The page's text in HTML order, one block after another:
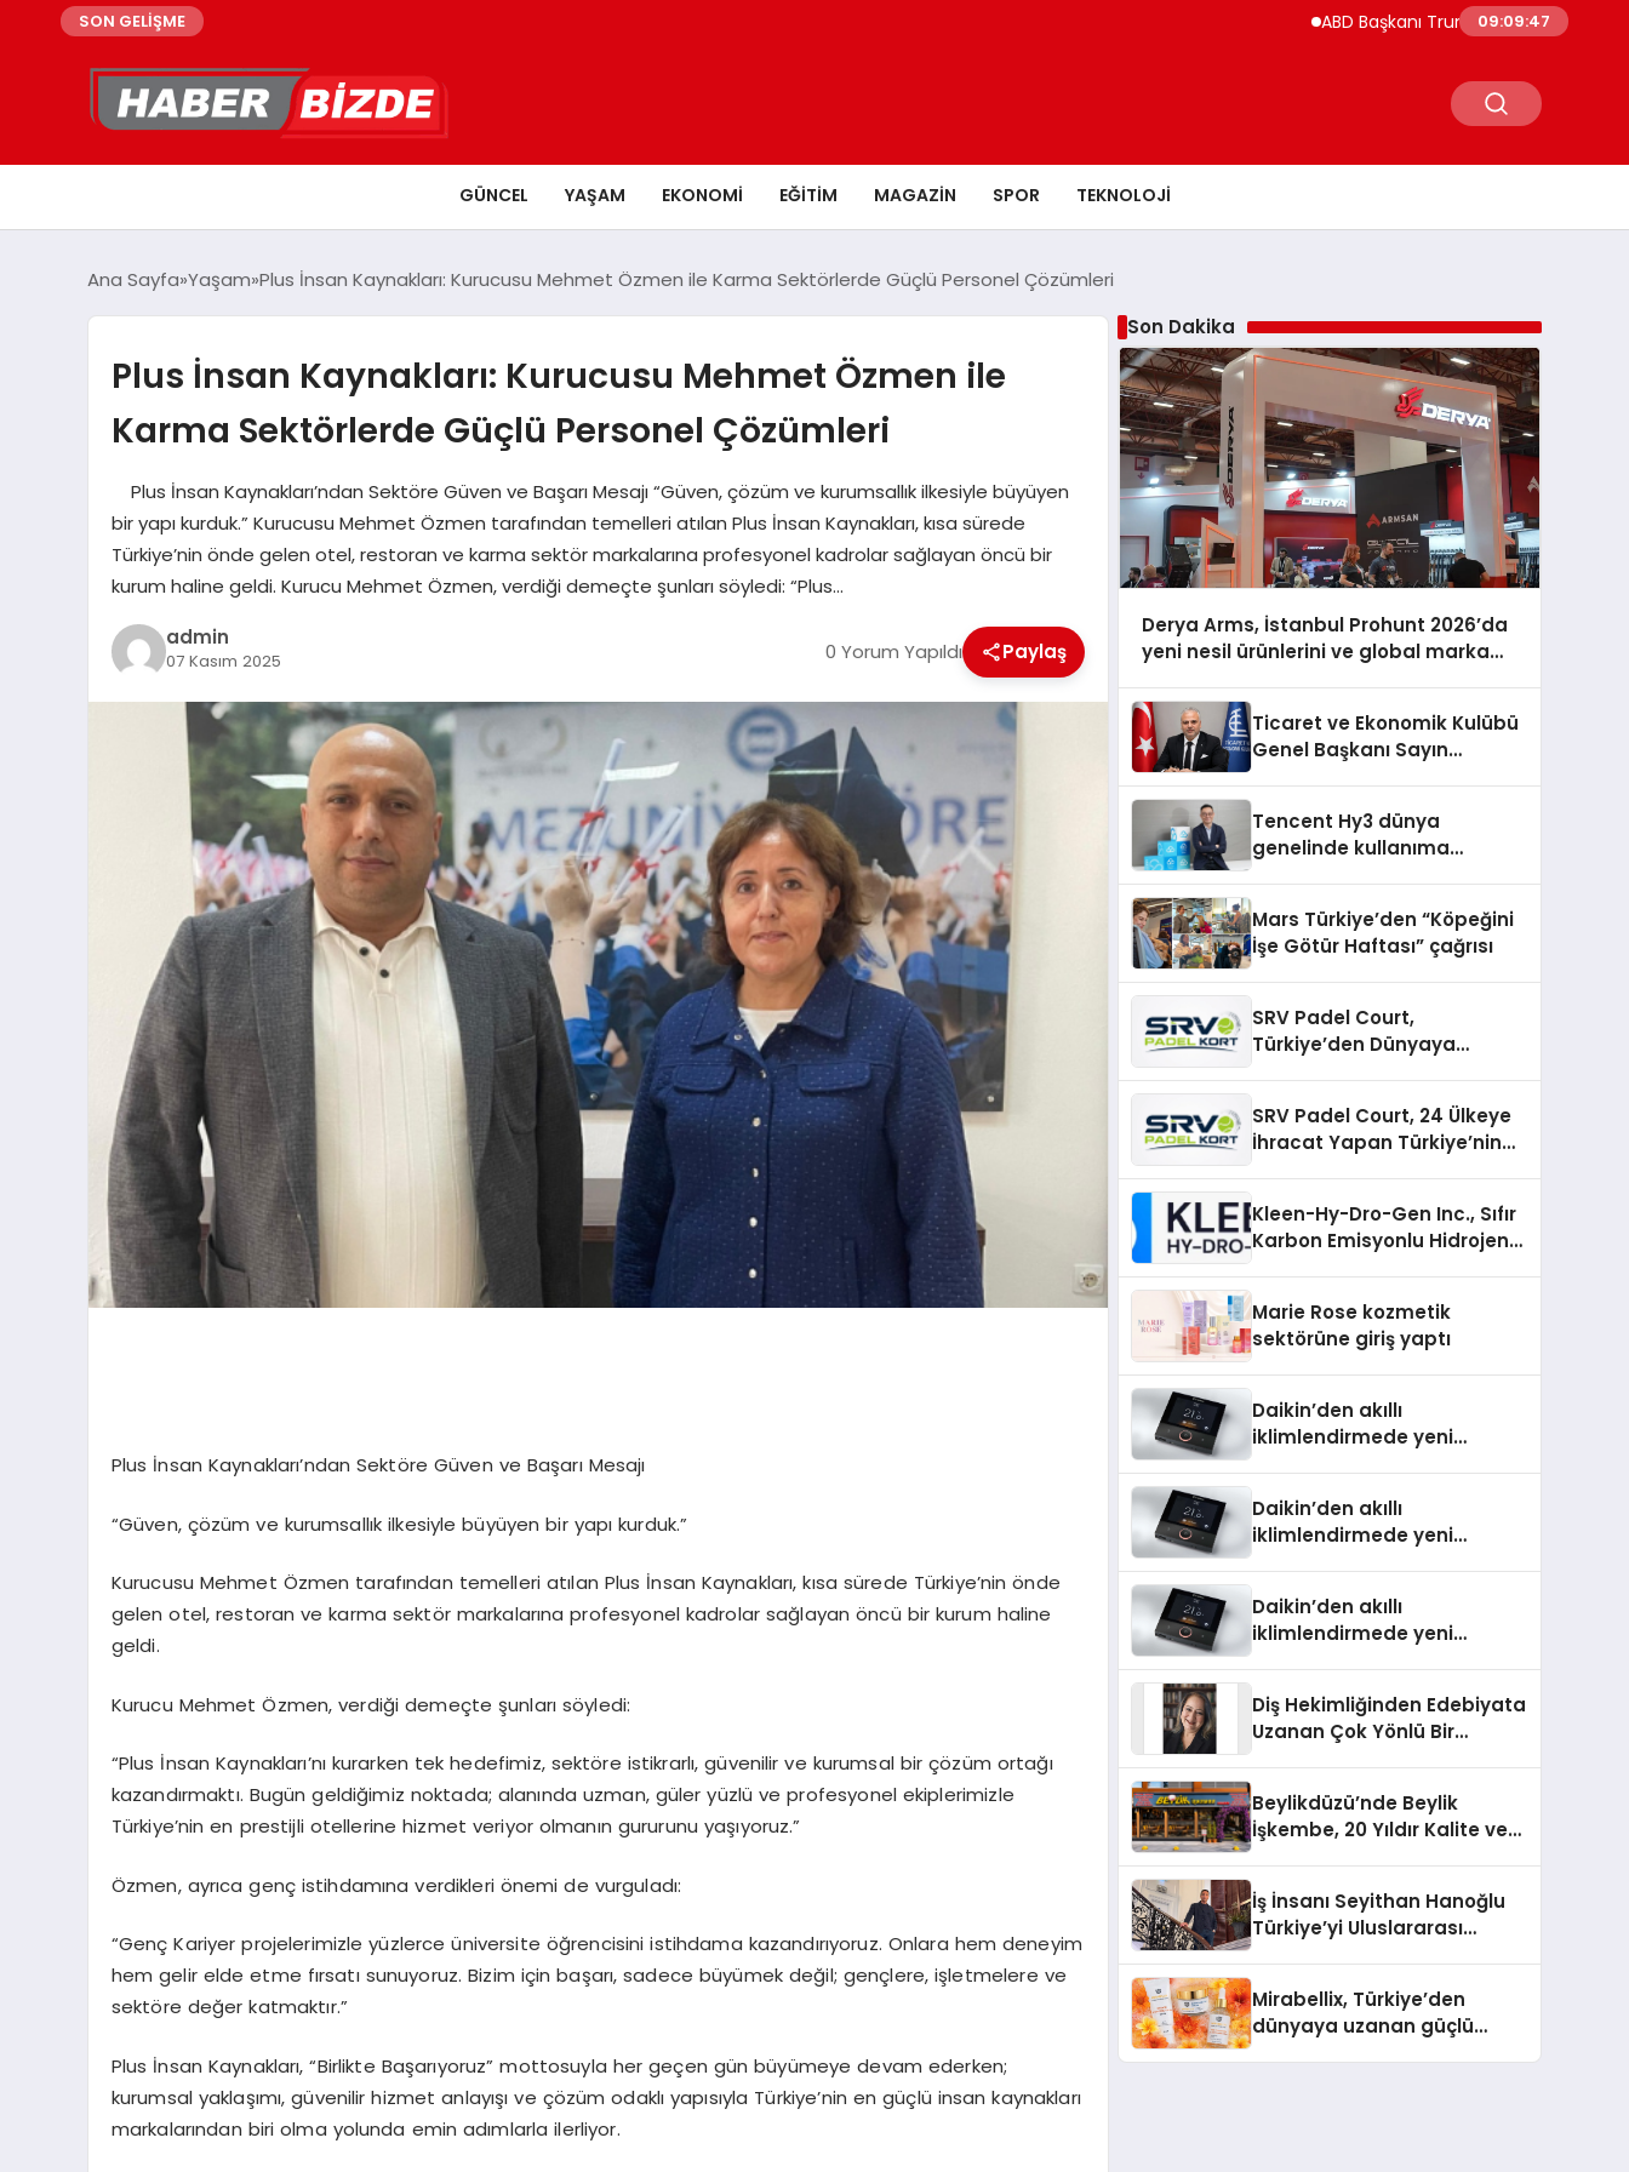
SON GELİŞME ABD Başkanı Trump’ın Helikopteri Havada
09:09:48
GÜNCEL YAŞAM EKONOMI EĞITIM MAGAZIN SPOR TEKNOLOJI
Ana Sayfa Yaşam Plus İnsan Kaynakları: Kurucusu Mehmet Özmen ile Karma Sektörlerde Güçlü Personel Çözümleri
Plus İnsan Kaynakları: Kurucusu Mehmet Özmen ile
Karma Sektörlerde Güçlü Personel Çözümleri
Plus İnsan Kaynakları’ndan Sektöre Güven ve Başarı Mesajı “Güven, çözüm ve kurumsallık ilkesiyle büyüyen
bir yapı kurduk.” Kurucusu Mehmet Özmen tarafından temelleri atılan Plus İnsan Kaynakları, kısa sürede
Türkiye’nin önde gelen otel, restoran ve karma sektör markalarına profesyonel kadrolar sağlayan öncü bir
kurum haline geldi. Kurucu Mehmet Özmen, verdiği demeçte şunları söyledi: “Plus…
admin
07 Kasım 2025 0 Yorum Yapıldı Paylaş
Plus İnsan Kaynakları’ndan Sektöre Güven ve Başarı Mesajı
“Güven, çözüm ve kurumsallık ilkesiyle büyüyen bir yapı kurduk.”
Kurucusu Mehmet Özmen tarafından temelleri atılan Plus İnsan Kaynakları, kısa sürede Türkiye’nin önde
gelen otel, restoran ve karma sektör markalarına profesyonel kadrolar sağlayan öncü bir kurum haline
geldi.
Kurucu Mehmet Özmen, verdiği demeçte şunları söyledi:
“Plus İnsan Kaynakları’nı kurarken tek hedefimiz, sektöre istikrarlı, güvenilir ve kurumsal bir çözüm ortağı
kazandırmaktı. Bugün geldiğimiz noktada; alanında uzman, güler yüzlü ve profesyonel ekiplerimizle
Türkiye’nin en prestijli otellerine hizmet veriyor olmanın gururunu yaşıyoruz.”
Özmen, ayrıca genç istihdamına verdikleri önemi de vurguladı:
“Genç Kariyer projelerimizle yüzlerce üniversite öğrencisini istihdama kazandırıyoruz. Onlara hem deneyim
hem gelir elde etme fırsatı sunuyoruz. Bizim için başarı, sadece büyümek değil; gençlere, işletmelere ve
sektöre değer katmaktır.”
Plus İnsan Kaynakları, “Birlikte Başarıyoruz” mottosuyla her geçen gün büyümeye devam ederken;
kurumsal yaklaşımı, güvenilir hizmet anlayışı ve çözüm odaklı yapısıyla Türkiye’nin en güçlü insan kaynakları
markalarından biri olma yolunda emin adımlarla ilerliyor.
Son Dakika
Derya Arms, İstanbul Prohunt 2026’da
yeni nesil ürünlerini ve global marka
Ticaret ve Ekonomik Kulübü
Genel Başkanı Sayın
şunları kaydetti:
Tencent Hy3 dünya
genelinde kullanıma
Mars Türkiye’den “Köpeğini
İşe Götür Haftası” çağrısı
SRV Padel Court,
Türkiye’den Dünyaya
SRV Padel Court, 24 Ülkeye
İhracat Yapan Türkiye’nin
Kleen-Hy-Dro-Gen Inc., Sıfır
Karbon Emisyonlu Hidrojen
Aldı
Marie Rose kozmetik
sektörüne giriş yaptı
Daikin’den akıllı
iklimlendirmede yeni
Daikin’den akıllı
iklimlendirmede yeni
Daikin’den akıllı
iklimlendirmede yeni
Diş Hekimliğinden Edebiyata
Uzanan Çok Yönlü Bir
Beylikdüzü’nde Beylik
İşkembe, 20 Yıldır Kalite ve
İş İnsanı Seyithan Hanoğlu
Türkiye’yi Uluslararası
Mirabellix, Türkiye’den
dünyaya uzanan güçlü